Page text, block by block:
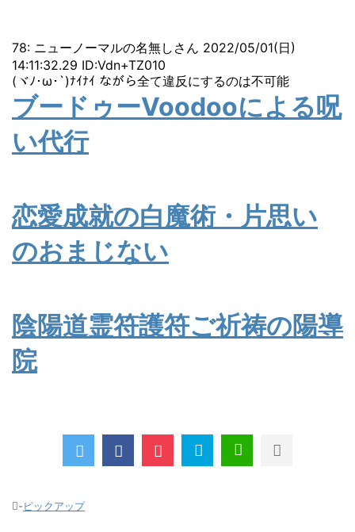
78: ニューノーマルの名無しさん 2022/05/01(日)
14:11:32.29 ID:Vdn+TZ010
(ヾﾉ･ω･`)ﾅｲﾅｲ ながら全て違反にするのは不可能
ブードゥーVoodooによる呪
い代行
恋愛成就の白魔術・片思い
のおまじない
陰陽道霊符護符ご祈祷の陽導
院
-ピックアップ